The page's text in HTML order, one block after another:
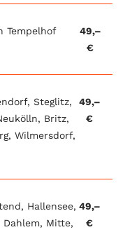
Tempelhof
49,–
€
Steglitz,
Britz,
Wilmersdorf,
49,–
€
Hallensee,
Mitte,
49,–
€